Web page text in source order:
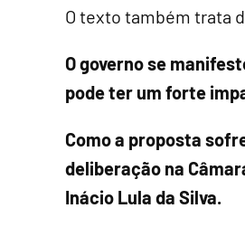
O texto também trata
O governo se
pode ter um forte
Como a proposta
deliberação na
Inácio Lula da Silva.